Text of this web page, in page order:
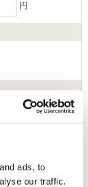
ads, to
our traffic.
円